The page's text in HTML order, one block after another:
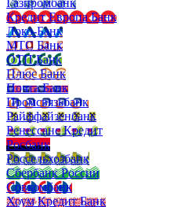
Кредит Европа Банк
Локо-Банк
МТС Банк
ОТП Банк
Плюс Банк
Почта Банк
Промсвязьбанк
Райффайзенбанк
Ренессанс Кредит
Росбанк
Россельхозбанк
Сбербанк России
Совкомбанк
Хоум Кредит Банк